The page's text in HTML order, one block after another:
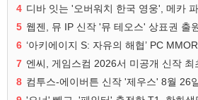
4 디바 잇는 '오버워치 한국 영웅', 메카
5 웹젠, 뮤 IP 신작 '뮤 테오스' 상표권 출
6 ‘아키에이지 S: 자유의 해협’ PC
7 엔씨, 게임스컴 2026서 미공개 신작 최
8